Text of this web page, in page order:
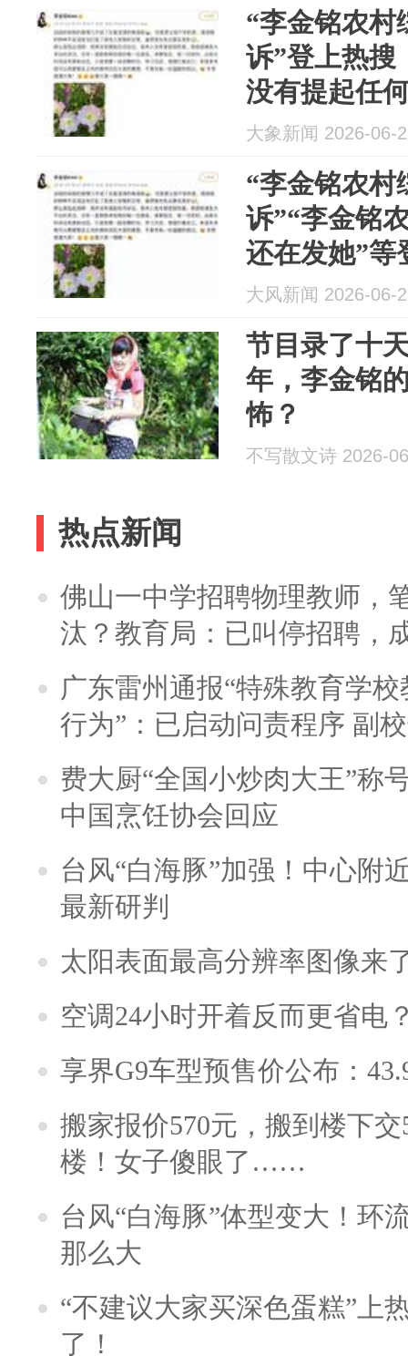
“李金铭农村
诉”登上热搜
没有提起任
到伤害
大象新闻 2026-06-
“李金铭农村
诉”“李金铭
还在发她”等
应：我并没
大风新闻 2026-06-
节目录了十
年，李金铭
怖？
不写散文诗 2026-
热点新闻
佛山一中学招聘物理教师，
汰？教育局：已叫停招聘，
广东雷州通报“特殊教育学
行为”：已启动问责程序 副
费大厨“全国小炒肉大王”称
中国烹饪协会回应
台风“白海豚”加强！中心附
最新研判
太阳表面最高分辨率图像来
空调24小时开着反而更省电
享界G9车型预售价公布：
搬家报价570元，搬到楼下
楼！女子傻眼了……
台风“白海豚”体型变大！环
那么大
“不建议大家买深色蛋糕”上
了！